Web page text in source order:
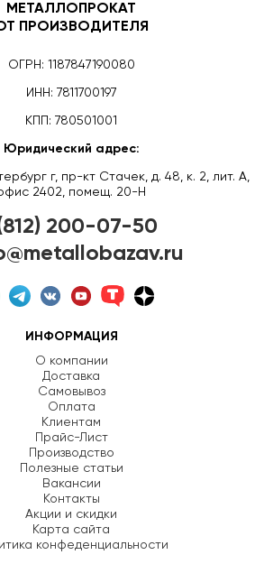
МЕТАЛЛОПРОКАТ
ПРОИЗВОДИТЕЛЯ
ОГРН: 1187847190080
ИНН: 7811700197
КПП: 780501001
Юридический адрес:
г, пр-кт Стачек, д. 48, к. 2, лит. А,
2402, помещ. 20-Н
200-07-50
ИНФОРМАЦИЯ
О компании
Доставка
Самовывоз
Оплата
Клиентам
Прайс-Лист
Производство
Полезные статьи
Вакансии
Контакты
Акции и скидки
Карта сайта
конфеденциальности